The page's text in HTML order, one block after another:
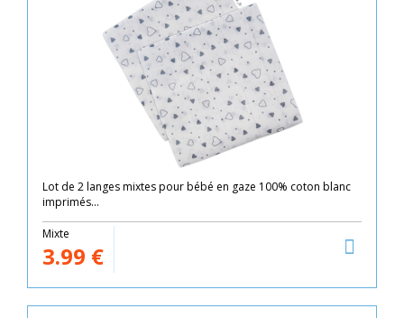
Lot de 2 langes mixtes pour bébé en gaze 100% coton blanc
imprimés...
Mixte
3.99 €